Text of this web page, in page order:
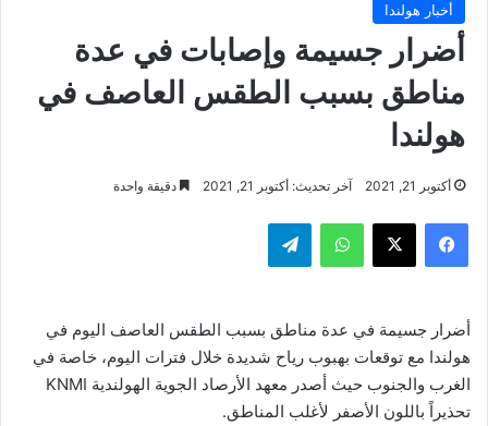
أخبار هولندا
أضرار جسيمة وإصابات في عدة
مناطق بسبب الطقس العاصف في
هولندا
أكتوبر 21, 2021 آخر تحديث: أكتوبر 21, 2021 دقيقة واحدة
فيسبوك ‫X واتساب تيلقرام
أضرار جسيمة في عدة مناطق بسبب الطقس العاصف اليوم في
هولندا مع توقعات بهبوب رياح شديدة خلال فترات اليوم، خاصة في
الغرب والجنوب حيث أصدر معهد الأرصاد الجوية الهولندية KNMI
تحذيراً باللون الأصفر لأغلب المناطق.